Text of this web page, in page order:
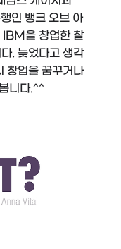
인 뱅크 오브 아
IBM을 창업한 찰
. 늦었다고 생각
창업을 꿈꾸거나
니다.^^